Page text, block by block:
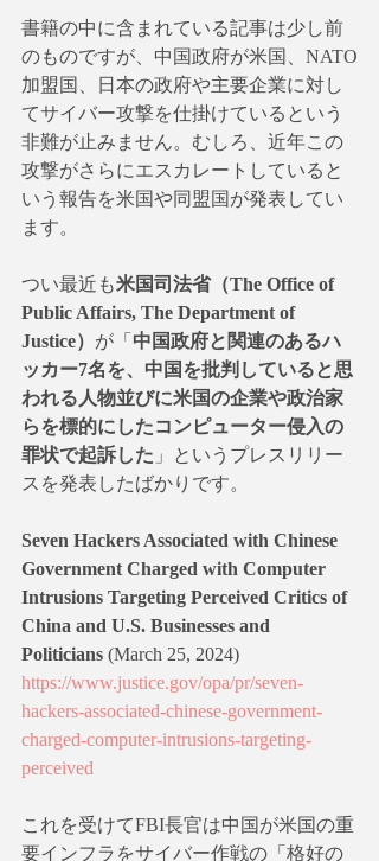
書籍の中に含まれている記事は少し前
のものですが、中国政府が米国、NATO
加盟国、日本の政府や主要企業に対し
てサイバー攻撃を仕掛けているという
非難が止みません。むしろ、近年この
攻撃がさらにエスカレートしていると
いう報告を米国や同盟国が発表してい
ます。
つい最近も米国司法省（The Office of
Public Affairs, The Department of
Justice） が「 中国政府と関連のあるハ
ッカー7名を、中国を批判していると思
われる人物並びに米国の企業や政治家
らを標的にしたコンピューター侵入の
罪状で起訴した 」というプレスリリー
スを発表したばかりです。
Seven Hackers Associated with Chinese
Government Charged with Computer
Intrusions Targeting Perceived Critics of
China and U.S. Businesses and
Politicians (March 25, 2024)
https://www.justice.gov/opa/pr/seven-
hackers-associated-chinese-government-
charged-computer-intrusions-targeting-
perceived
これを受けてFBI長官は中国が米国の重
要インフラをサイバー作戦の「格好の